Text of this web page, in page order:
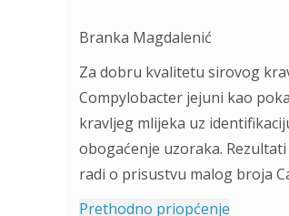
Branka Magdalenić
Za dobru kvalitetu sirovog
Compylobacter jejuni kao
kravljeg mlijeka uz
obogaćenje uzoraka.
radi o prisustvu malog broja
Prethodno priopćenje